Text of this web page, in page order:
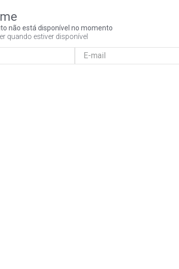
não está disponível no momento
quando estiver disponível